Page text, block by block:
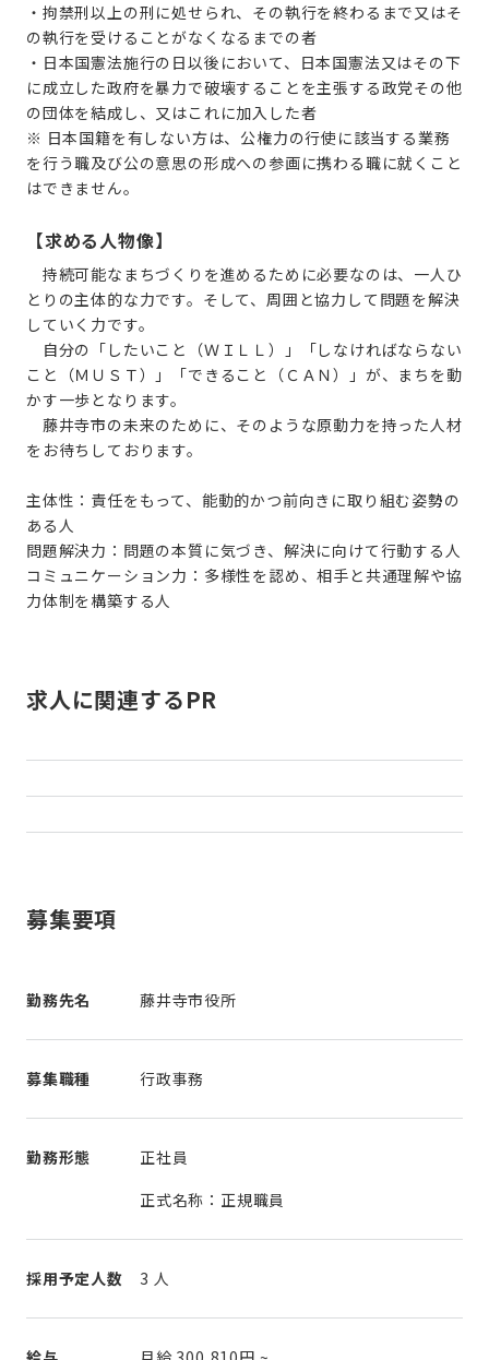
・拘禁刑以上の刑に処せられ、その執行を終わるまで又はそ
の執行を受けることがなくなるまでの者
・日本国憲法施行の日以後において、日本国憲法又はその下
に成立した政府を暴力で破壊することを主張する政党その他
の団体を結成し、又はこれに加入した者
※ 日本国籍を有しない方は、公権力の行使に該当する業務
を行う職及び公の意思の形成への参画に携わる職に就くこと
はできません。
【求める人物像】
持続可能なまちづくりを進めるために必要なのは、一人ひ
とりの主体的な力です。そして、周囲と協力して問題を解決
していく力です。
自分の「したいこと（ＷＩＬＬ）」「しなければならない
こと（ＭＵＳＴ）」「できること（ＣＡＮ）」が、まちを動
かす一歩となります。
藤井寺市の未来のために、そのような原動力を持った人材
をお待ちしております。
主体性：責任をもって、能動的かつ前向きに取り組む姿勢の
ある人
問題解決力：問題の本質に気づき、解決に向けて行動する人
コミュニケーション力：多様性を認め、相手と共通理解や協
力体制を構築する人
求人に関連するPR
募集要項
勤務先名 藤井寺市役所
募集職種 行政事務
勤務形態
正社員
正式名称：正規職員
採用予定人数 3 人